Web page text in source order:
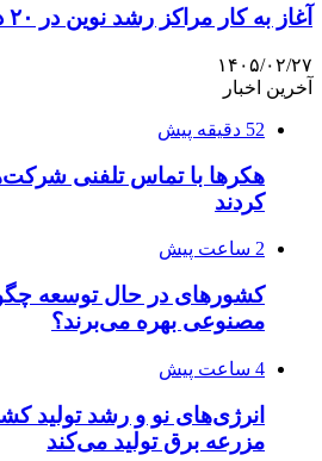
آغاز به کار مراکز رشد نوین در ۲۰ دانشگاه کشور
۱۴۰۵/۰۲/۲۷
آخرین اخبار
52 دقیقه پیش
هکرها با تماس تلفنی
کردند
2 ساعت پیش
کشورهای در حال توسعه
مصنوعی بهره می‌برند؟
4 ساعت پیش
انرژی‌های نو و رشد تولید
مزرعه‌ برق تولید می‌کند